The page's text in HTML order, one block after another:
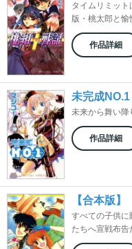
タイムリミッ
版・桃太郎と愉
作品詳細
未完成NO.1
未来から舞い降
作品詳細
【合本版】
すべての子供に
たちへ宣戦布告